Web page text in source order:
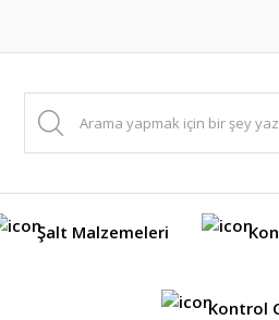
Şalt Malzemeleri
Kontrol